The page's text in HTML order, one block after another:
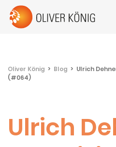
Oliver König Blog
Ulrich
(#064)
Ulrich